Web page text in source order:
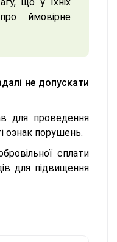
ймовірне
не допускати
для проведення
ознак порушень.
сплати
для підвищення